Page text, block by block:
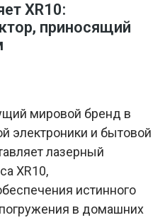
XR10:
приносящий
мировой бренд в
электроники и бытовой
лазерный
XR10,
истинного
в домашних